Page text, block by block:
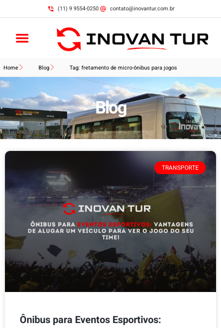
(11) 9 9554-0250 contato@inovantur.com.br
Home Blog Tag: fretamento de micro-ônibus para jogos
Blog
TRANSPORTE
Ônibus para Eventos Esportivos: